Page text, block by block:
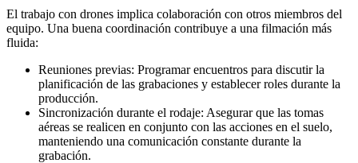
El trabajo con drones implica colaboración con otros miembros del
equipo. Una buena coordinación contribuye a una filmación más
fluida:
Reuniones previas: Programar encuentros para discutir la
planificación de las grabaciones y establecer roles durante la
producción.
Sincronización durante el rodaje: Asegurar que las tomas
aéreas se realicen en conjunto con las acciones en el suelo,
manteniendo una comunicación constante durante la
grabación.